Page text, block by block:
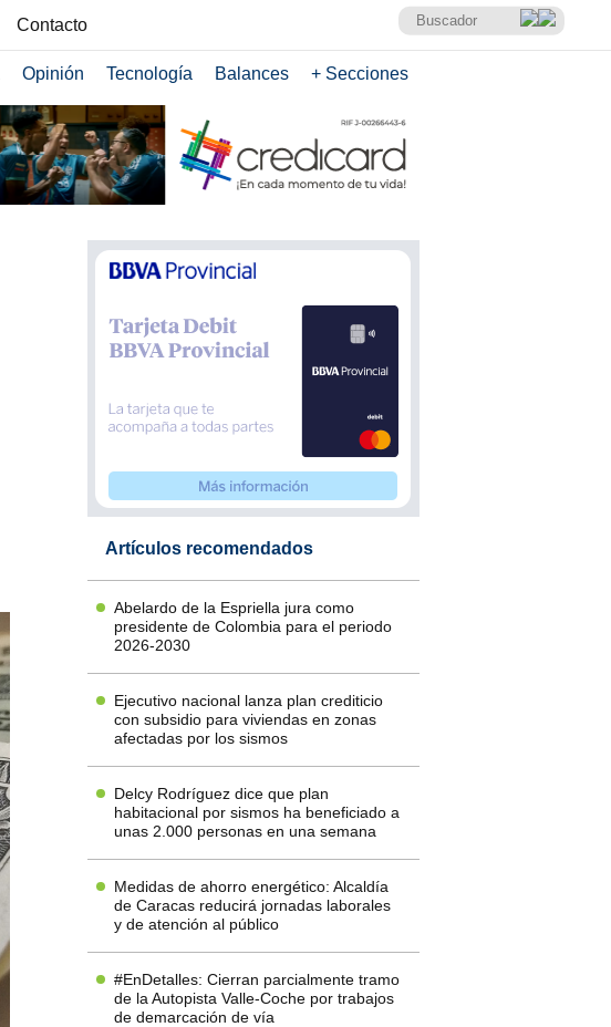
Contacto
Opinión Tecnología Balances + Secciones
Artículos recomendados
Abelardo de la Espriella jura como
presidente de Colombia para el periodo
2026-2030
Ejecutivo nacional lanza plan crediticio
con subsidio para viviendas en zonas
afectadas por los sismos
Delcy Rodríguez dice que plan
habitacional por sismos ha beneficiado a
unas 2.000 personas en una semana
Medidas de ahorro energético: Alcaldía
de Caracas reducirá jornadas laborales
y de atención al público
#EnDetalles: Cierran parcialmente tramo
de la Autopista Valle-Coche por trabajos
de demarcación de vía